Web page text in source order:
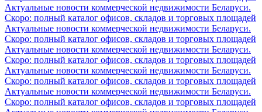
Актуальные новости коммерческой недвижимости Беларуси.
Скоро: полный каталог офисов, складов и торговых площадей
Актуальные новости коммерческой недвижимости Беларуси.
Скоро: полный каталог офисов, складов и торговых площадей
Актуальные новости коммерческой недвижимости Беларуси.
Скоро: полный каталог офисов, складов и торговых площадей
Актуальные новости коммерческой недвижимости Беларуси.
Скоро: полный каталог офисов, складов и торговых площадей
Актуальные новости коммерческой недвижимости Беларуси.
Скоро: полный каталог офисов, складов и торговых площадей